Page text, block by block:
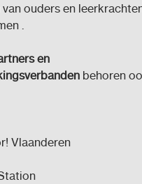
ouders en
.
en
behoren
Vlaanderen